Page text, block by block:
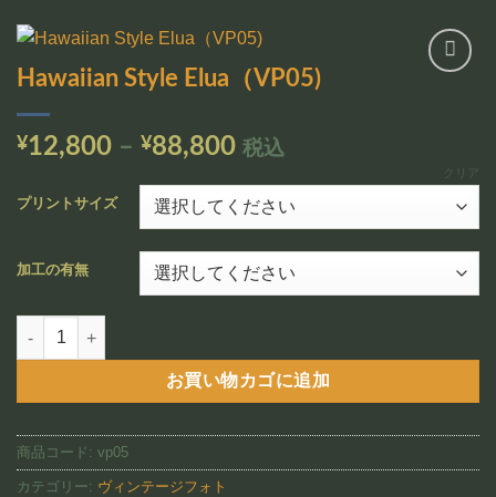
Hawaiian Style Elua（VP05)
¥12,800 – ¥88,800価
帯:
¥12,800
–
¥88,800
税込
プリントサイズ
加工の有無
クリア
Hawaiian Style Elua（VP05)個
お買い物カゴに追加
商品コード: vp05
カテゴリー: ヴィンテージフォト